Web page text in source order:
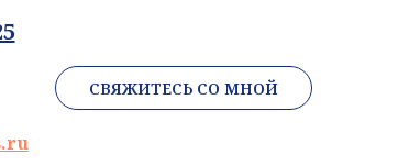
СВЯЖИТЕСЬ СО МНОЙ